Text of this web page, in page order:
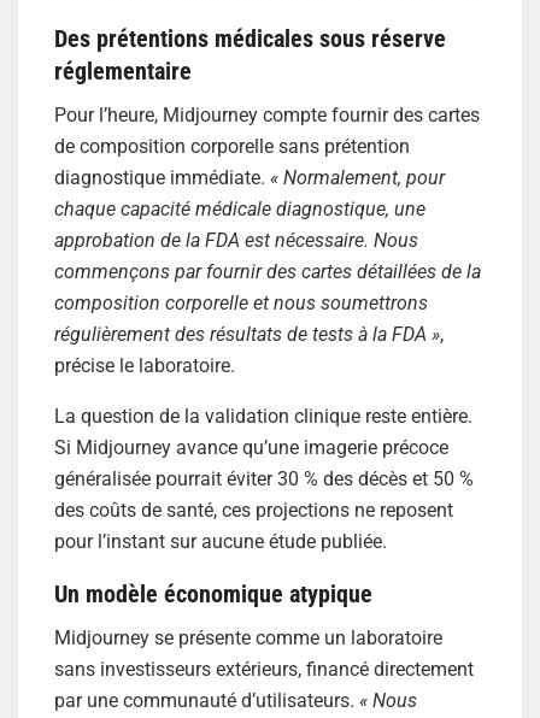
Des prétentions médicales sous réserve
réglementaire
Pour l’heure, Midjourney compte fournir des cartes
de composition corporelle sans prétention
diagnostique immédiate. « Normalement, pour
chaque capacité médicale diagnostique, une
approbation de la FDA est nécessaire. Nous
commençons par fournir des cartes détaillées de la
composition corporelle et nous soumettrons
régulièrement des résultats de tests à la FDA »,
précise le laboratoire.
La question de la validation clinique reste entière.
Si Midjourney avance qu’une imagerie précoce
généralisée pourrait éviter 30 % des décès et 50 %
des coûts de santé, ces projections ne reposent
pour l’instant sur aucune étude publiée.
Un modèle économique atypique
Midjourney se présente comme un laboratoire
sans investisseurs extérieurs, financé directement
par une communauté d’utilisateurs. « Nous